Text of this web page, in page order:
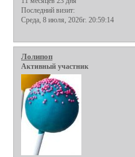
Последний визит:
Среда, 8 июля, 2026г. 20:59:14
Лолипоп
Активный участник